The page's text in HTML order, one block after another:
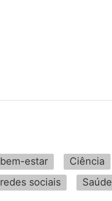
bem-estar Ciência
redes sociais
Saúde